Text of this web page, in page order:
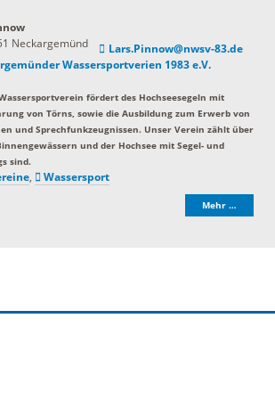
Neckargemünd
Lars.Pinnow@nwsv-83.de
Wassersportverien 1983 e.V.
fördert des Hochseesegeln mit
von Törns, sowie die Ausbildung zum Erwerb von
und Sprechfunkzeugnissen. Unser Verein zählt über
und der Hochsee mit Segel- und
sind.
, Wassersport
Mehr …